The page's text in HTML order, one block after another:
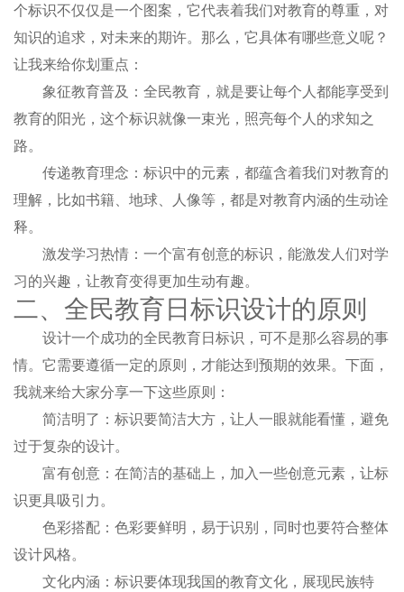
个标识不仅仅是一个图案，它代表着我们对教育的尊重，对
知识的追求，对未来的期许。那么，它具体有哪些意义呢？
让我来给你划重点：
象征教育普及：全民教育，就是要让每个人都能享受到
教育的阳光，这个标识就像一束光，照亮每个人的求知之
路。
传递教育理念：标识中的元素，都蕴含着我们对教育的
理解，比如书籍、地球、人像等，都是对教育内涵的生动诠
释。
激发学习热情：一个富有创意的标识，能激发人们对学
习的兴趣，让教育变得更加生动有趣。
二、全民教育日标识设计的原则
设计一个成功的全民教育日标识，可不是那么容易的事
情。它需要遵循一定的原则，才能达到预期的效果。下面，
我就来给大家分享一下这些原则：
简洁明了：标识要简洁大方，让人一眼就能看懂，避免
过于复杂的设计。
富有创意：在简洁的基础上，加入一些创意元素，让标
识更具吸引力。
色彩搭配：色彩要鲜明，易于识别，同时也要符合整体
设计风格。
文化内涵：标识要体现我国的教育文化，展现民族特